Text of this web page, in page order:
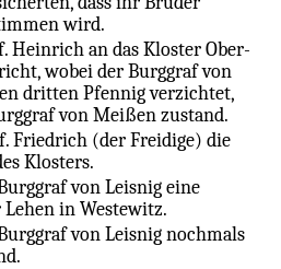
wird.
Heinrich an das Kloster Ober-
wobei der Burggraf von
dritten Pfennig verzichtet,
von Meißen zustand.
Friedrich (der Freidige) die
Klosters.
von Leisnig eine
in Westewitz.
von Leisnig nochmals